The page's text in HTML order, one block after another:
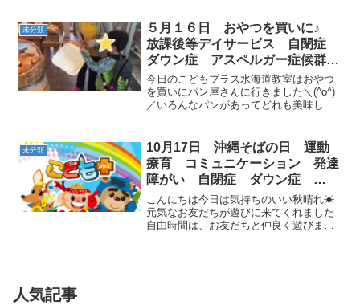
ろう』ですΣ(･ω･ﾉ)ﾉ！ 先ず、ハイチュ
ウ...
未分類
５月１６日 おやつを買いに♪
放課後等デイサービス 自閉症
ダウン症 アスペルガー症候群
ADHD 常総市 坂東市 つくば
みらい市
今日のこどもプラス水海道教室はおやつ
を買いにパン屋さんに行きました＼(^o^)
／いろんなパンがあってどれも美味しそ
ね！！！！最後は自分で選んだ物をお店
で食べてきました（*...
未分類
10月17日 沖縄そばの日 運動
療育 コミュニケーション 発達
障がい 自閉症 ダウン症
ASD ADHD 放課後等デイサー
ビス 児童発達支援 常総市 つ
くばみらい市 坂東市 守谷市
こんにちは今日は気持ちのいい秋晴れ☀
元気なお友だちが遊びに来てくれました
自由時間は、お友だちと仲良く遊びまし
人気記事